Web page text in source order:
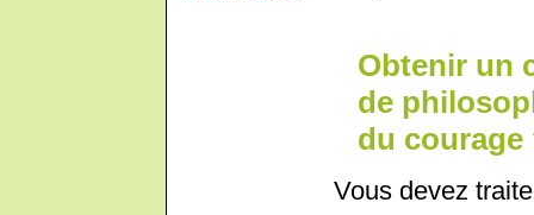
Obtenir un
de
du courage
Vous devez